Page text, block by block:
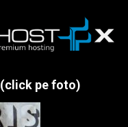
(click pe foto)